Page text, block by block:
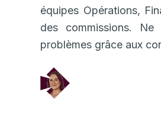
équipes Opérations,
des commissions.
problèmes grâce aux